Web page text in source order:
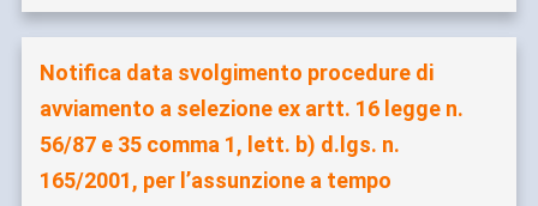
Notifica data svolgimento procedure di
avviamento a selezione ex artt. 16 legge n.
56/87 e 35 comma 1, lett. b) d.lgs. n.
165/2001, per l’assunzione a tempo